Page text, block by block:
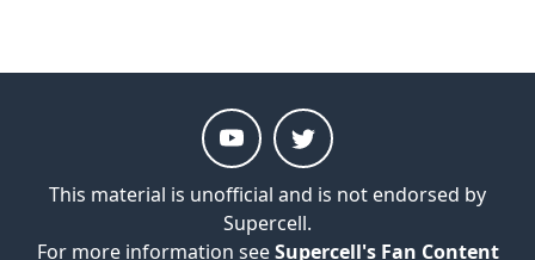
This material is unofficial and is not endorsed by
Supercell.
For more information seeSupercell's Fan Content